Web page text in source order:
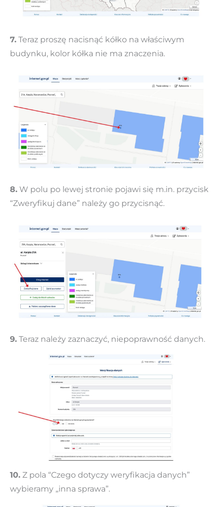
7. Teraz proszę nacisnąć kółko na właściwym
budynku, kolor kółka nie ma znaczenia.
8. W polu po lewej stronie pojawi się m.in. przycisk
“Zweryfikuj dane” należy go przycisnąć.
9. Teraz należy zaznaczyć, niepoprawność danych.
10. Z pola “Czego dotyczy weryfikacja danych”
wybieramy „inna sprawa”.